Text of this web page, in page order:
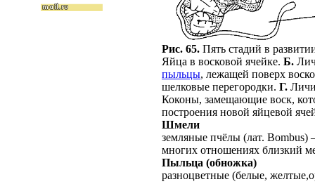
Рис. 65. Пять стадий в
Яйца в восковой ячейке. Б.
пыльцы, лежащей поверх
шелковые перегородки. Г.
Коконы, замещающие воск,
построения новой яйцевой
Шмели
земляные пчёлы (лат.
многих отношениях близкий
Пыльца (обножка)
разноцветные (белые,